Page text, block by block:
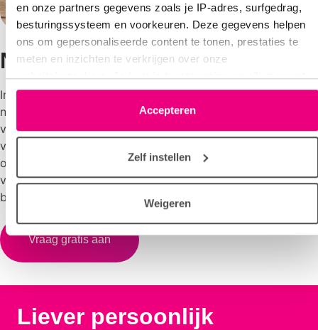
en onze partners gegevens zoals je IP-adres, surfgedrag,
besturingssysteem en voorkeuren. Deze gegevens helpen
ons om gepersonaliseerde content te tonen, prestaties te
meten en inzichten te verkrijgen over onze
websitebezoekers. Je kunt je toestemming op elk moment
wijzigen of intrekken via het cookie-icoontje linksonder elke
pagina. De lijst met partners is te vinden in het tabblad
“details”.
Accepteren
Zelf instellen
Weigeren
Nalaten boekje: 'Voor Altijd'
In het boekje ‘Voor altijd’ vindt u alle informatie over
nalaten aan Longfonds. Zoals meer over de verschillende
vormen van nalaten, een stappenplan voor het opstellen
van uw testament, informatie over het executeurschap,
over het werk van Longfonds en hoe elke nalatenschap,
voor mensen met een longziekte, het verschil kan
betekenen.
Vraag gratis aan
Liever persoonlijk